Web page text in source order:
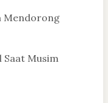
Mendorong
Saat Musim